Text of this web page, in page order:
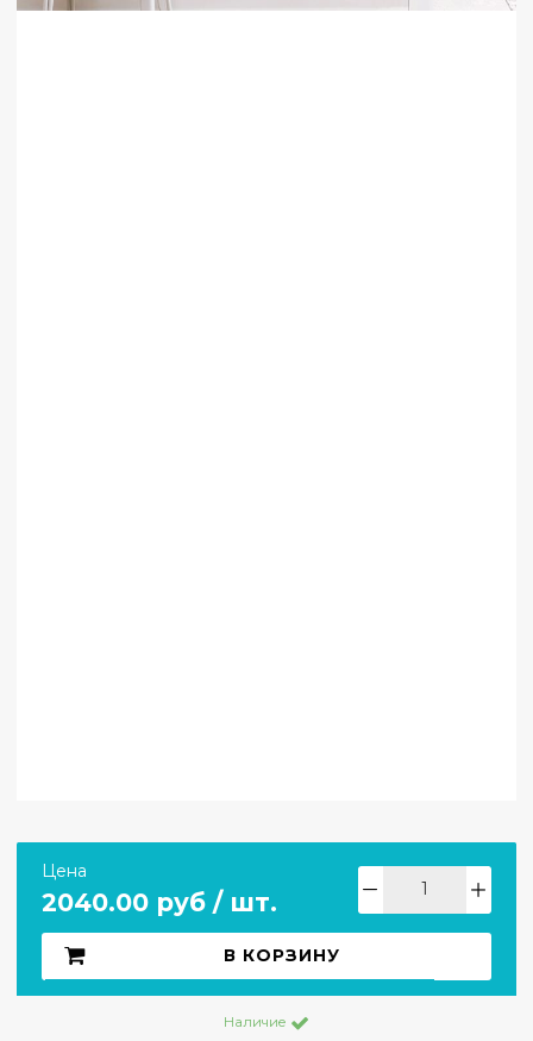
Цена
2040.00 руб / шт.
В КОРЗИНУ
Наличие